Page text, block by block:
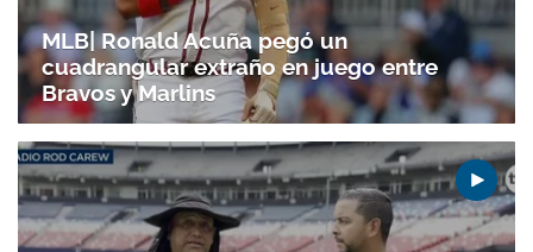
MLB| Ronald Acuña pegó un
cuadrangular extraño en juego entre
Bravos y Marlins